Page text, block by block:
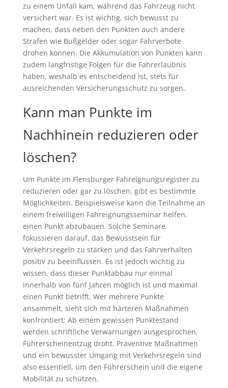
zu einem Unfall kam, während das Fahrzeug nicht
versichert war. Es ist wichtig, sich bewusst zu
machen, dass neben den Punkten auch andere
Strafen wie Bußgelder oder sogar Fahrverbote
drohen können. Die Akkumulation von Punkten kann
zudem langfristige Folgen für die Fahrerlaubnis
haben, weshalb es entscheidend ist, stets für
ausreichenden Versicherungsschutz zu sorgen.
Kann man Punkte im
Nachhinein reduzieren oder
löschen?
Um Punkte im Flensburger Fahreignungsregister zu
reduzieren oder gar zu löschen, gibt es bestimmte
Möglichkeiten. Beispielsweise kann die Teilnahme an
einem freiwilligen Fahreignungsseminar helfen,
einen Punkt abzubauen. Solche Seminare
fokussieren darauf, das Bewusstsein für
Verkehrsregeln zu stärken und das Fahrverhalten
positiv zu beeinflussen. Es ist jedoch wichtig zu
wissen, dass dieser Punktabbau nur einmal
innerhalb von fünf Jahren möglich ist und maximal
einen Punkt betrifft. Wer mehrere Punkte
ansammelt, sieht sich mit härteren Maßnahmen
konfrontiert: Ab einem gewissen Punktestand
werden schriftliche Verwarnungen ausgesprochen,
Führerscheinentzug droht. Präventive Maßnahmen
und ein bewusster Umgang mit Verkehrsregeln sind
also essentiell, um den Führerschein und die eigene
Mobilität zu schützen.